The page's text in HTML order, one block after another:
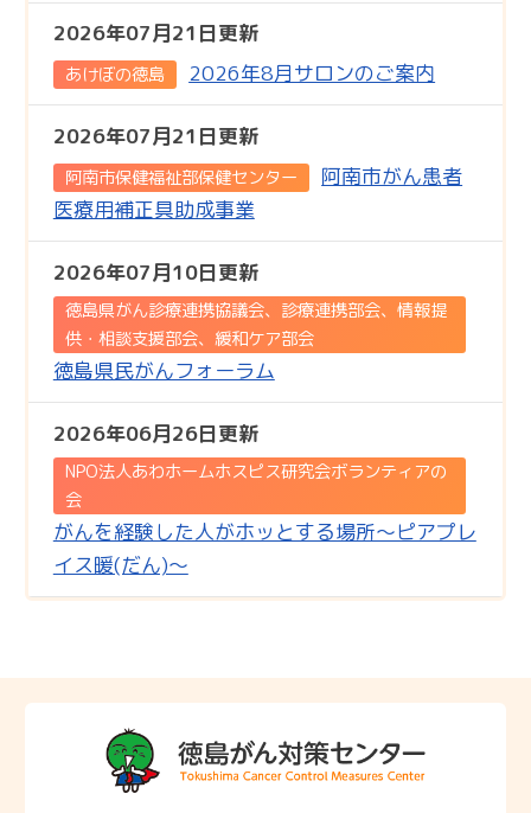
2026年07月21日更新
あけぼの徳島 2026年8月サロンのご案内
2026年07月21日更新
阿南市保健福祉部保健センター
阿南市がん患者
医療用補正具助成事業
2026年07月10日更新
徳島県がん診療連携協議会、診療連携部会、情報提
供・相談支援部会、緩和ケア部会
徳島県民がんフォーラム
2026年06月26日更新
NPO法人あわホームホスピス研究会ボランティアの
会
がんを経験した人がホッとする場所～ピアプレ
イス暖(だん)～